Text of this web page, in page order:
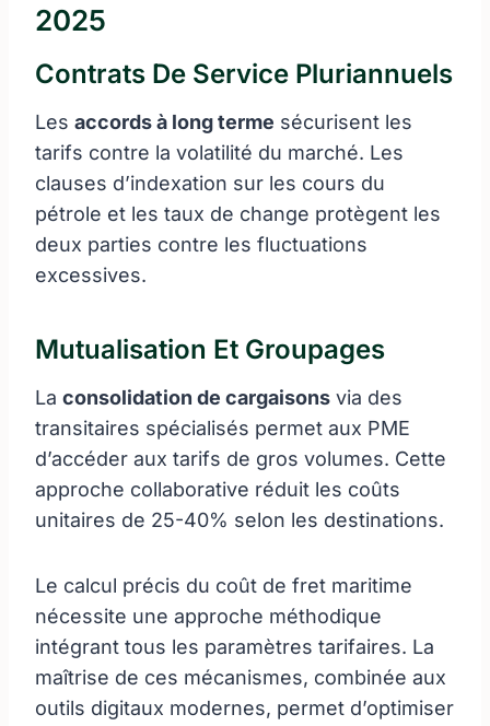
2025
Contrats De Service Pluriannuels
Les accords à long terme sécurisent les
tarifs contre la volatilité du marché. Les
clauses d’indexation sur les cours du
pétrole et les taux de change protègent les
deux parties contre les fluctuations
excessives.
Mutualisation Et Groupages
La consolidation de cargaisons via des
transitaires spécialisés permet aux PME
d’accéder aux tarifs de gros volumes. Cette
approche collaborative réduit les coûts
unitaires de 25-40% selon les destinations.
Le calcul précis du coût de fret maritime
nécessite une approche méthodique
intégrant tous les paramètres tarifaires. La
maîtrise de ces mécanismes, combinée aux
outils digitaux modernes, permet d’optimiser